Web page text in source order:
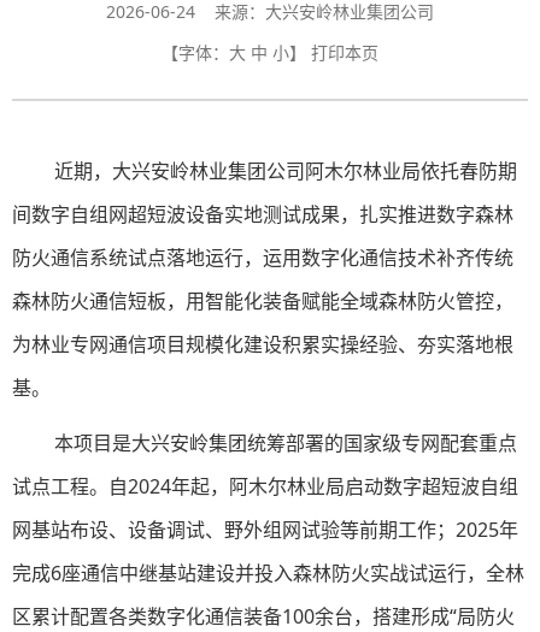
2026-06-24 来源：​大兴安岭林业集团公司
【字体： 大 中 小】 打印本页
近期，大兴安岭林业集团公司阿木尔林业局依托春防期
间数字自组网超短波设备实地测试成果，扎实推进数字森林
防火通信系统试点落地运行，运用数字化通信技术补齐传统
森林防火通信短板，用智能化装备赋能全域森林防火管控，
为林业专网通信项目规模化建设积累实操经验、夯实落地根
基。
本项目是大兴安岭集团统筹部署的国家级专网配套重点
试点工程。自2024年起，阿木尔林业局启动数字超短波自组
网基站布设、设备调试、野外组网试验等前期工作；2025年
完成6座通信中继基站建设并投入森林防火实战试运行，全林
区累计配置各类数字化通信装备100余台，搭建形成“局防火